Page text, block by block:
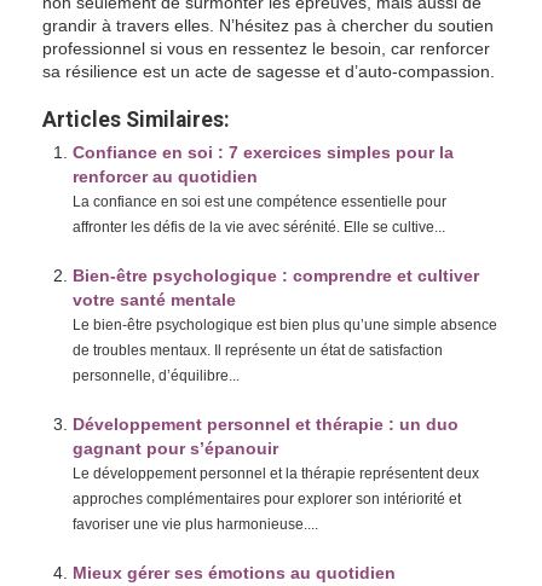
grandir à travers elles. N’hésitez pas à chercher du soutien
professionnel si vous en ressentez le besoin, car renforcer
sa résilience est un acte de sagesse et d’auto-compassion.
Articles Similaires:
Confiance en soi : 7 exercices simples pour la
renforcer au quotidien
La confiance en soi est une compétence essentielle pour
affronter les défis de la vie avec sérénité. Elle se cultive...
Bien-être psychologique : comprendre et cultiver
votre santé mentale
Le bien-être psychologique est bien plus qu’une simple absence
de troubles mentaux. Il représente un état de satisfaction
personnelle, d’équilibre...
Développement personnel et thérapie : un duo
gagnant pour s’épanouir
Le développement personnel et la thérapie représentent deux
approches complémentaires pour explorer son intériorité et
favoriser une vie plus harmonieuse....
Mieux gérer ses émotions au quotidien